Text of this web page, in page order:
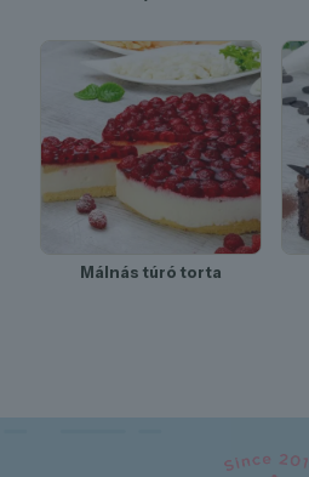
Málnás túró torta